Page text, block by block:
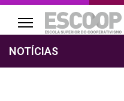
NOTÍCIAS